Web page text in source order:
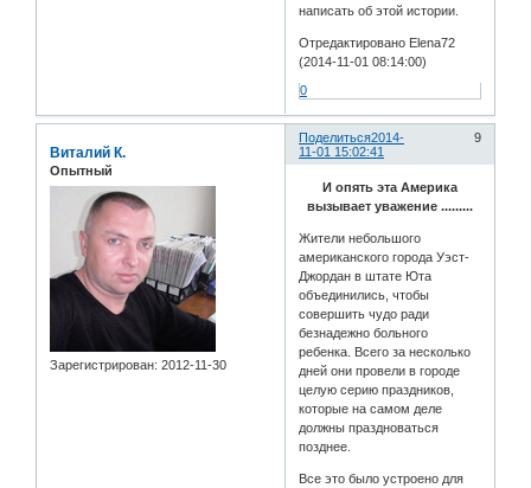
написать об этой истории.
Отредактировано Elena72
(2014-11-01 08:14:00)
0
Поделиться 9
2014-
11-01 15:02:41
Виталий К.
Опытный
Зарегистрирован: 2012-11-30
И опять эта Америка
вызывает уважение .........
Жители небольшого
американского города Уэст-
Джордан в штате Юта
объединились, чтобы
совершить чудо ради
безнадежно больного
ребенка. Всего за несколько
дней они провели в городе
целую серию праздников,
которые на самом деле
должны праздноваться
позднее.
Все это было устроено для